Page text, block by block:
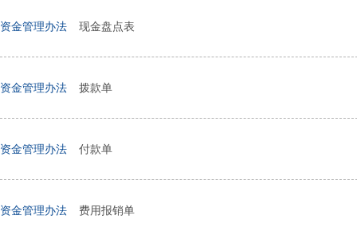
资金管理办法 现金盘点表
资金管理办法 拨款单
资金管理办法 付款单
资金管理办法 费用报销单